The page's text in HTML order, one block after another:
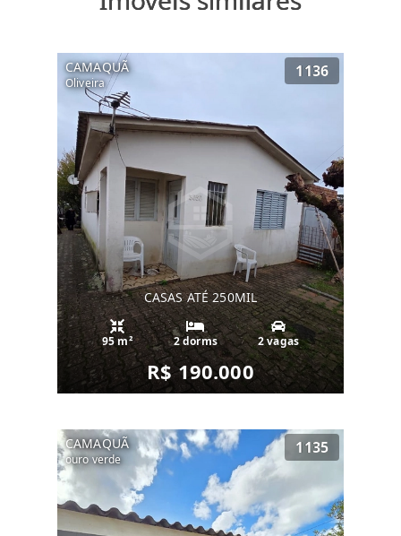
CAMAQUÃ
Oliveira
1136
CASAS ATÉ 250MIL
95 m² 2 dorms 2 vagas
R$ 190.000
CAMAQUÃ
ouro verde
1135